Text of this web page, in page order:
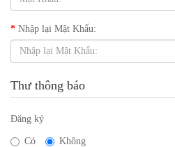
Nhập lại Mật Khẩu:
Thư thông báo
Đăng ký
Có Không